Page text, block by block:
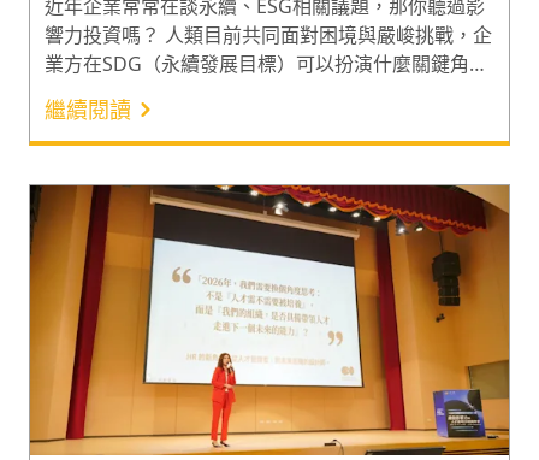
近年企業常常在談永續、ESG相關議題，那你聽過影
響力投資嗎？ 人類目前共同面對困境與嚴峻挑戰，企
業方在SDG（永續發展目標）可以扮演什麼關鍵角
色？言果學習於日前舉辦「Vibe the Future：啟動影
響力與人才新時代」培訓年會，會中我們邀請了台灣
影響力投資協會共同創辦人吳道揆，分享永續的最後
一塊拼圖：影響力投資，並深入探討人資夥伴如何為
企業影響力帶來助力。
繼續閱讀